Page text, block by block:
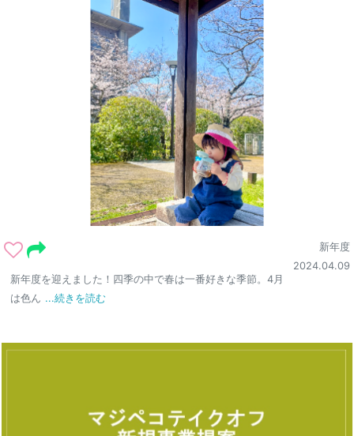
新年度
2024.04.09
新年度を迎えました！四季の中で春は一番好きな季節。4月
は色ん ...続きを読む